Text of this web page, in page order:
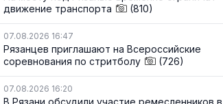
движение транспорта
(810)
07.08.2026 16:47
Рязанцев приглашают на Всероссийские
соревнования по стритболу
(726)
07.08.2026 16:20